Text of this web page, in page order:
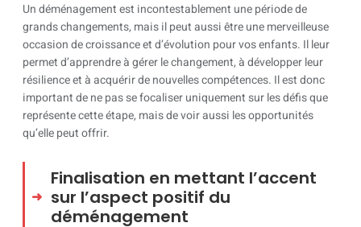
Un déménagement est incontestablement une période de
grands changements, mais il peut aussi être une merveilleuse
occasion de croissance et d’évolution pour vos enfants. Il leur
permet d’apprendre à gérer le changement, à développer leur
résilience et à acquérir de nouvelles compétences. Il est donc
important de ne pas se focaliser uniquement sur les défis que
représente cette étape, mais de voir aussi les opportunités
qu’elle peut offrir.
Finalisation en mettant l’accent
sur l’aspect positif du
déménagement